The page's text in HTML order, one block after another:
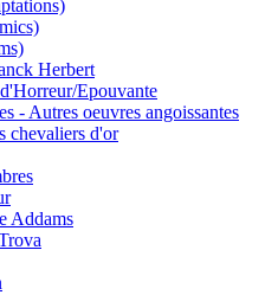
Herbert
Epouvante
- Autres oeuvres angoissantes
chevaliers d'or
Addams